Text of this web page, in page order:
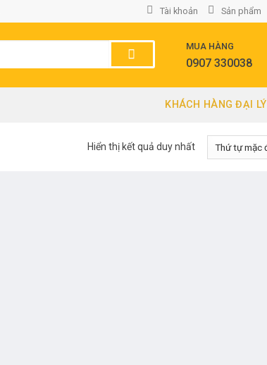
Tài khoản Sản phẩm
MUA HÀNG
0907 330038
KHÁCH HÀNG ĐẠI LÝ
Hiển thị kết quả duy nhất